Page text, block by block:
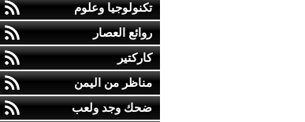
تكنولوجيا وعلوم
روائع العصار
كاركتير
مناظر من اليمن
ضحك وجد ولعب